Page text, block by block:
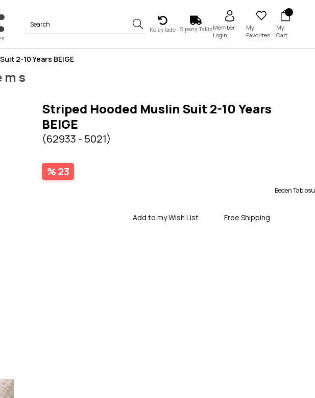
Kolay İade Sipariş TakipMember
Login
My
Favorites
My
Cart
2-10 Years BEIGE
Striped Hooded Muslin Suit 2-10 Years
BEIGE
(62933 - 5021)
23
Beden Tablosu
Add to my Wish List Free Shipping